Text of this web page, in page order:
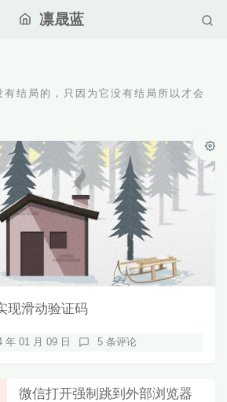
凛晟蓝
结局的，只因为它没有结局所以才会
现滑动验证码
年 01 月 09 日 5 条评论
微信打开强制跳到外部浏览器